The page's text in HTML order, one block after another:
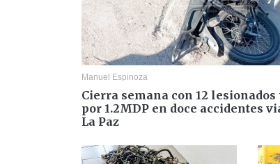
Manuel Espinoza
Cierra semana con 12 lesionados
por 1.2MDP en doce accidentes
La Paz